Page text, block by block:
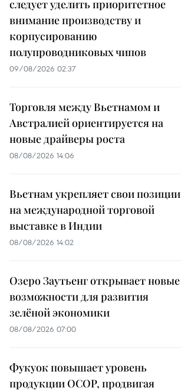
следует уделить приоритетное
внимание производству и
корпусированию
полупроводниковых чипов
09/08/2026 02:37
Торговля между Вьетнамом и
Австралией ориентируется на
новые драйверы роста
08/08/2026 14:06
Вьетнам укрепляет свои позиции
на международной торговой
выставке в Индии
08/08/2026 14:02
Озеро Заутьенг открывает новые
возможности для развития
зелёной экономики
08/08/2026 07:00
Фукуок повышает уровень
продукции OCOP, продвигая